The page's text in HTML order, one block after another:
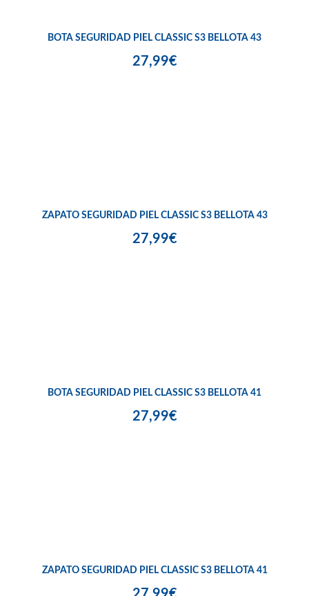
BOTA SEGURIDAD PIEL CLASSIC S3 BELLOTA 43
27,99€
ZAPATO SEGURIDAD PIEL CLASSIC S3 BELLOTA 43
27,99€
BOTA SEGURIDAD PIEL CLASSIC S3 BELLOTA 41
27,99€
ZAPATO SEGURIDAD PIEL CLASSIC S3 BELLOTA 41